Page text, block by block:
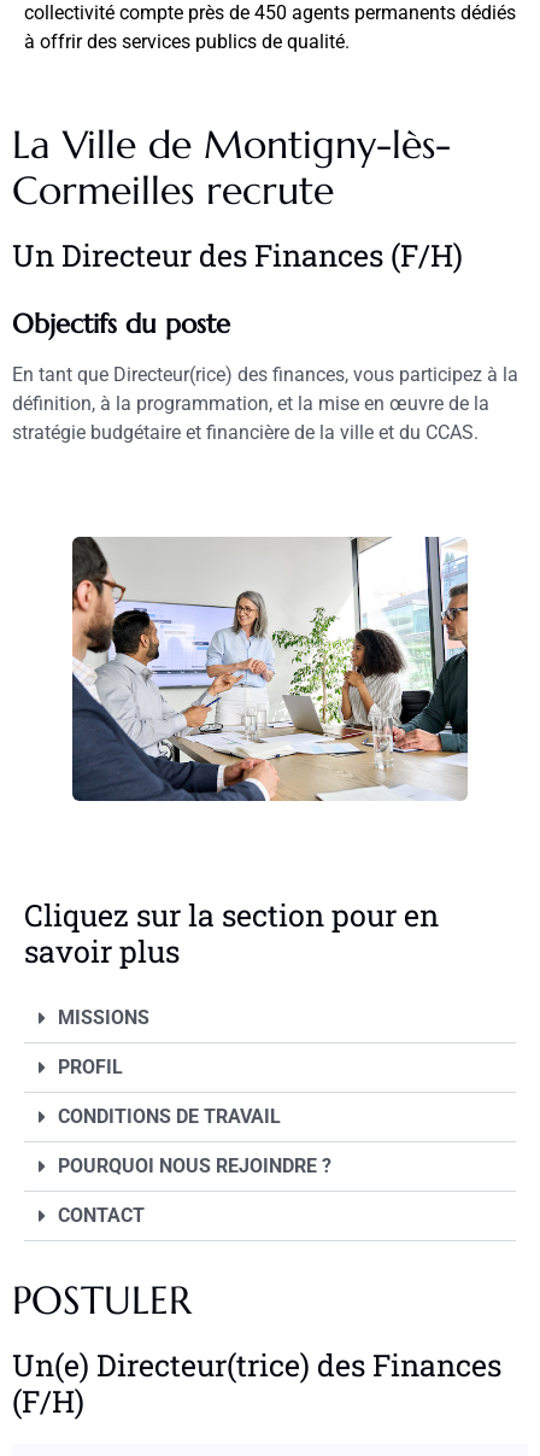
collectivité compte près de 450 agents permanents dédiés
à offrir des services publics de qualité.
La Ville de Montigny-lès-
Cormeilles recrute
Un Directeur des Finances (F/H)
Objectifs du poste
En tant que Directeur(rice) des finances, vous participez à la
définition, à la programmation, et la mise en œuvre de la
stratégie budgétaire et financière de la ville et du CCAS.
Cliquez sur la section pour en
savoir plus
MISSIONS
PROFIL
CONDITIONS DE TRAVAIL
POURQUOI NOUS REJOINDRE ?
CONTACT
POSTULER
Un(e) Directeur(trice) des Finances
(F/H)